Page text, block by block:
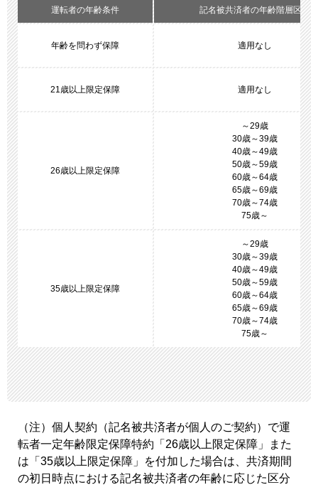
運転者の年齢条件 記名被共済者の年齢階層区分
年齢を問わず保障 適用なし
21歳以上限定保障 適用なし
26歳以上限定保障
～29歳
30歳～39歳
40歳～49歳
50歳～59歳
60歳～64歳
65歳～69歳
70歳～74歳
75歳～
35歳以上限定保障
～29歳
30歳～39歳
40歳～49歳
50歳～59歳
60歳～64歳
65歳～69歳
70歳～74歳
75歳～
（注）個人契約（記名被共済者が個人のご契約）で運
転者一定年齢限定保障特約「26歳以上限定保障」また
は「35歳以上限定保障」を付加した場合は、共済期間
の初日時点における記名被共済者の年齢に応じた区分